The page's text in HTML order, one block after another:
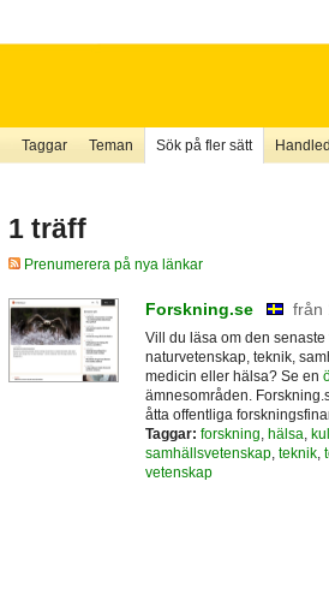
Taggar Teman Sök på fler sätt
1 träff
Prenumerera på nya länkar
Forskning.se från
Vill du läsa om den
naturvetenskap, teknik,
medicin eller hälsa? Se en
ämnesområden.
åtta offentliga
Taggar: forskning hälsa
samhällsvetenskap, teknik,
vetenskap